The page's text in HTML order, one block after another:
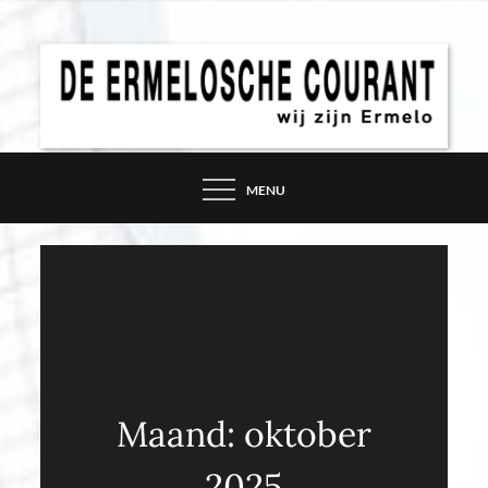
DE ERMELOSCHE
COURANT – WIJ ZIJN
ERMELO
MENU
Maand: oktober